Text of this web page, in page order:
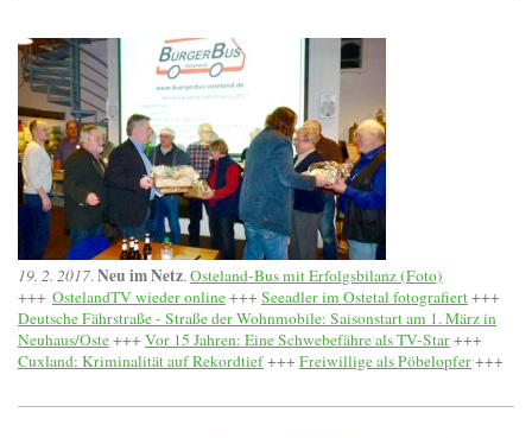
19. 2. 2017.Neu im Netz.Osteland-Bus mit Erfolgsbilanz (Foto)
+++ OstelandTV wieder online+++ Seeadler im Ostetal fotografiert+++
Deutsche Fährstraße - Straße der Wohnmobile: Saisonstart am 1. März in
Neuhaus/Oste+++ Vor 15 Jahren: Eine Schwebefähre als TV-Star+++
Cuxland: Kriminalität auf Rekordtief+++ Freiwillige als Pöbelopfer+++